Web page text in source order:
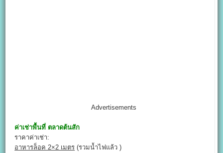
Advertisements
ค่าเช่าพื้นที่ ตลาดต้นสัก
ราคาค่าเช่า:
อาหารล็อค 2×2 เมตร (รวมน้ำไฟแล้ว )